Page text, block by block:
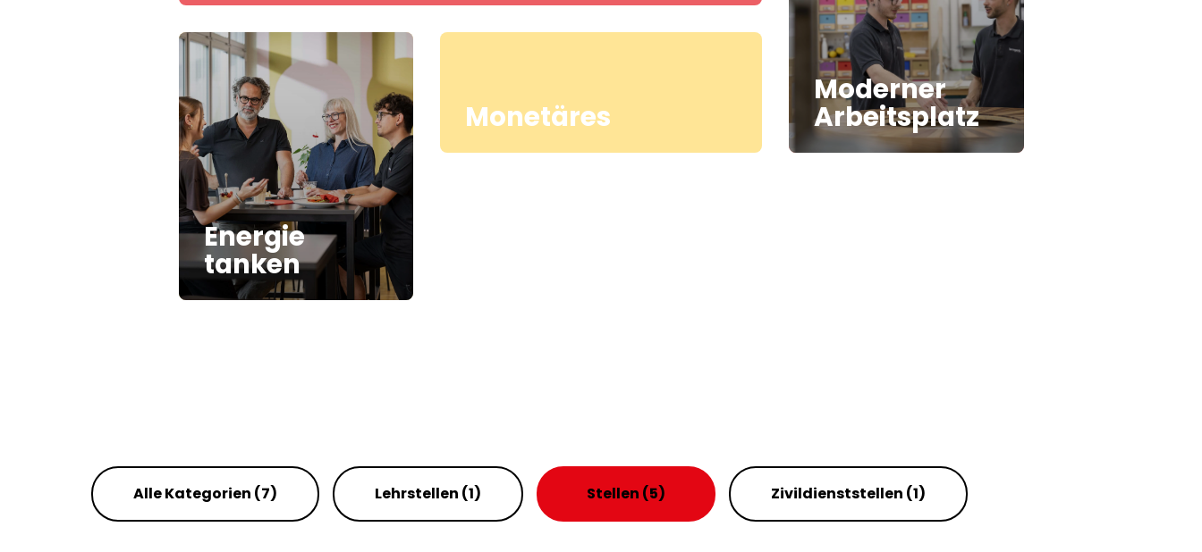
Energie
tanken
Monetäres
Moderner
Arbeitsplatz
Alle Kategorien (7) Lehrstellen (1) Stellen (5) Zivildienststellen (1)